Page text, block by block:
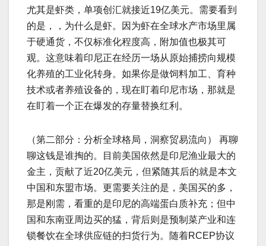
尤其是虾类，单项创汇就接近19亿美元。需要看到
的是，，为什么是虾。因为虾在全球水产市场里属
于硬通货，不仅标准化程度高，附加值也极其可
观。这意味着印尼正在经历一场从原始捕捞向规模
化养殖的工业化转身。如果你是做饲料加工、育种
技术或者养殖设备的，现在盯着印尼市场，那就是
在盯着一个正在爆发的存量替换红利。
（第二部分：分析全球格局，洞察贸易流向） 再聊
聊这钱是谁掏的。目前美国依然是印尼渔业最大的
金主，贡献了近20亿美元，但紧随其后的就是本文
中国和东盟市场。更需要关注的是，美国买的多，
那是刚需，看重的是印尼的高端蛋白质补充；但中
国和东南亚周边买的猛，背后则是预制菜产业和连
锁餐饮在全球供应链的扫货行为。随着RCEP协议